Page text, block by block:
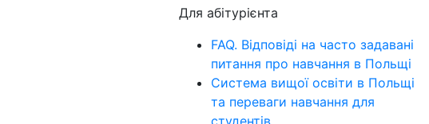
Для абітурієнта
FAQ. Відповіді на часто задавані
питання про навчання в Польщі
Система вищої освіти в Польщі
та переваги навчання для
студентів